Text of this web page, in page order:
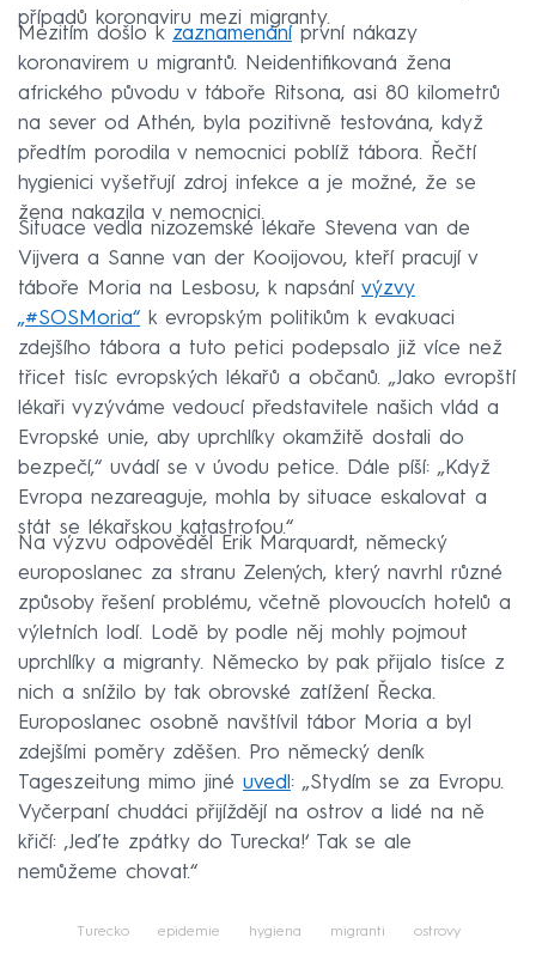
případů koronaviru mezi migranty.
Mezitím došlo k zaznamenání první nákazy
koronavirem u migrantů. Neidentifikovaná žena
afrického původu v táboře Ritsona, asi 80 kilometrů
na sever od Athén, byla pozitivně testována, když
předtím porodila v nemocnici poblíž tábora. Řečtí
hygienici vyšetřují zdroj infekce a je možné, že se
žena nakazila v nemocnici.
Situace vedla nizozemské lékaře Stevena van de
Vijvera a Sanne van der Kooijovou, kteří pracují v
táboře Moria na Lesbosu, k napsání výzvy
„#SOSMoria“ k evropským politikům k evakuaci
zdejšího tábora a tuto petici podepsalo již více než
třicet tisíc evropských lékařů a občanů. „Jako evropští
lékaři vyzýváme vedoucí představitele našich vlád a
Evropské unie, aby uprchlíky okamžitě dostali do
bezpečí,“ uvádí se v úvodu petice. Dále píší: „Když
Evropa nezareaguje, mohla by situace eskalovat a
stát se lékařskou katastrofou.“
Na výzvu odpověděl Erik Marquardt, německý
europoslanec za stranu Zelených, který navrhl různé
způsoby řešení problému, včetně plovoucích hotelů a
výletních lodí. Lodě by podle něj mohly pojmout
uprchlíky a migranty. Německo by pak přijalo tisíce z
nich a snížilo by tak obrovské zatížení Řecka.
Europoslanec osobně navštívil tábor Moria a byl
zdejšími poměry zděšen. Pro německý deník
Tageszeitung mimo jiné uvedl : „Stydím se za Evropu.
Vyčerpaní chudáci přijíždějí na ostrov a lidé na ně
křičí: ‚Jeďte zpátky do Turecka!‘ Tak se ale
nemůžeme chovat.“
Turecko epidemie hygiena migranti ostrovy